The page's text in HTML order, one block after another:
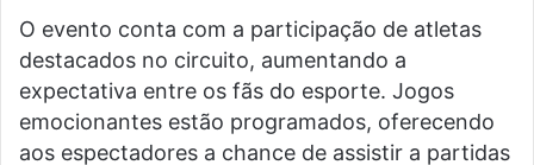
O evento conta com a participação de atletas
destacados no circuito, aumentando a
expectativa entre os fãs do esporte. Jogos
emocionantes estão programados, oferecendo
aos espectadores a chance de assistir a partidas